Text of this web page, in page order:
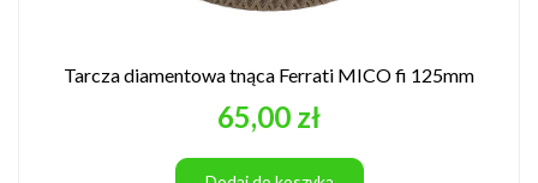
Tarcza diamentowa tnąca Ferrati MICO fi 125mm
Cena
65,00 zł